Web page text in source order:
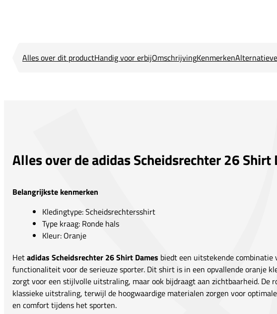
Alles over dit productHandig voor erbijOmschrijvingKenmerken
Alles over de adidas Scheidsrechter 26 Shirt
Belangrijkste kenmerken
Kledingtype: Scheidsrechtersshirt
Type kraag: Ronde hals
Kleur: Oranje
Hetadidas Scheidsrechter 26 Shirt Dames biedt een uitstekende combinatie
functionaliteit voor de serieuze sporter. Dit shirt is in een opvallende oranje
zorgt voor een stijlvolle uitstraling, maar ook bijdraagt aan zichtbaarheid. De
klassieke uitstraling, terwijl de hoogwaardige materialen zorgen voor
en comfort tijdens het sporten.